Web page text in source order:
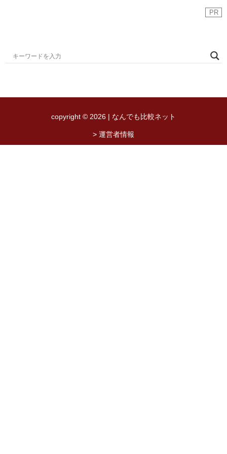
PR
copyright © 2026 | なんでも比較ネット
> 運営者情報